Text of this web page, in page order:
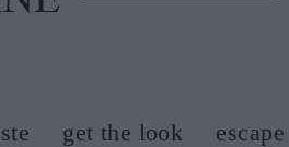
get the look escape